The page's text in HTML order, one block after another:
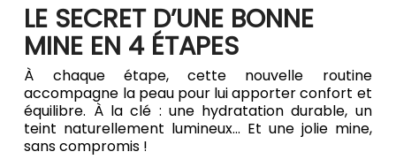
LE SECRET D’UNE BONNE
MINE EN 4 ÉTAPES
À chaque étape, cette nouvelle routine
accompagne la peau pour lui apporter confort et
équilibre. À la clé : une hydratation durable, un
teint naturellement lumineux... Et une jolie mine,
sans compromis !